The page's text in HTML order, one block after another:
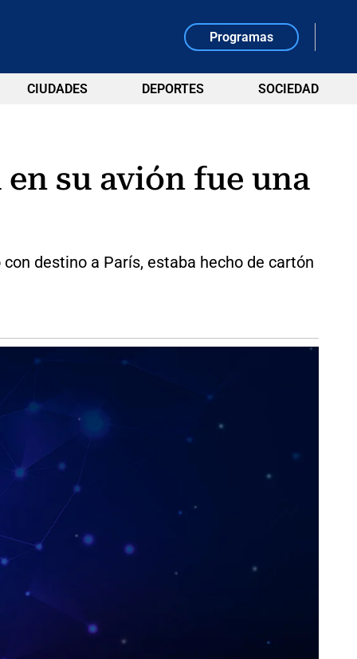
Programas
CIUDADES DEPORTES SOCIEDAD
su avión fue una
destino a París, estaba hecho de cartón